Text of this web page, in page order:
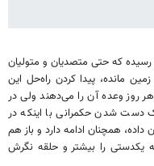
که حتی متصدیان و متولیان
مانده، پیدا کردن راه‌حل این
روز وعده آن را می‌دهند ولی در
شدن حکمرانی با اینکه در
همچنان ادامه دارد و باز هم
یکدستی را بیشتر و حلقه نگرش